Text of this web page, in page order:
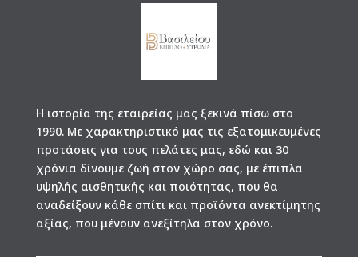
Η ιστορία της εταιρείας μας ξεκινά πίσω στο
1990. Με χαρακτηριστικό μας τις εξατομικευμένες
προτάσεις για τους πελάτες μας, εδώ και 30
χρόνια δίνουμε ζωή στον χώρο σας, με έπιπλα
υψηλής αισθητικής και ποιότητας, που θα
αναδείξουν κάθε σπίτι και προϊόντα ανεκτίμητης
αξίας, που μένουν ανεξίτηλα στον χρόνο.